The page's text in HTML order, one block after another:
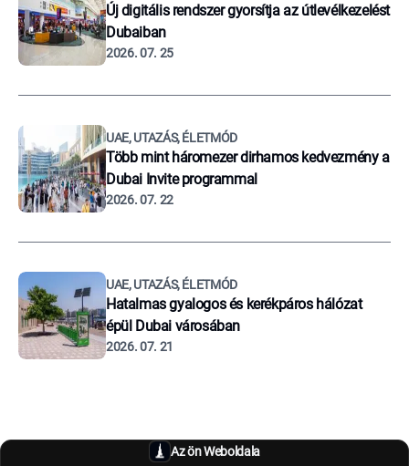
Új digitális rendszer gyorsítja az útlevélkezelést
Dubaiban
2026. 07. 25
UAE, UTAZÁS, ÉLETMÓD
Több mint háromezer dirhamos kedvezmény a
Dubai Invite programmal
2026. 07. 22
UAE, UTAZÁS, ÉLETMÓD
Hatalmas gyalogos és kerékpáros hálózat
épül Dubai városában
2026. 07. 21
Az ön Weboldala